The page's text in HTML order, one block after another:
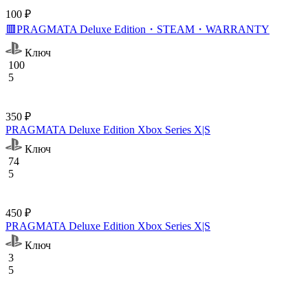
100 ₽
🟥PRAGMATA Deluxe Edition・STEAM・WARRANTY
Ключ
100
5
350 ₽
PRAGMATA Deluxe Edition Xbox Series X|S
Ключ
74
5
450 ₽
PRAGMATA Deluxe Edition Xbox Series X|S
Ключ
3
5